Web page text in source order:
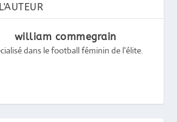
william commegrain
dans le football féminin de l'élite.